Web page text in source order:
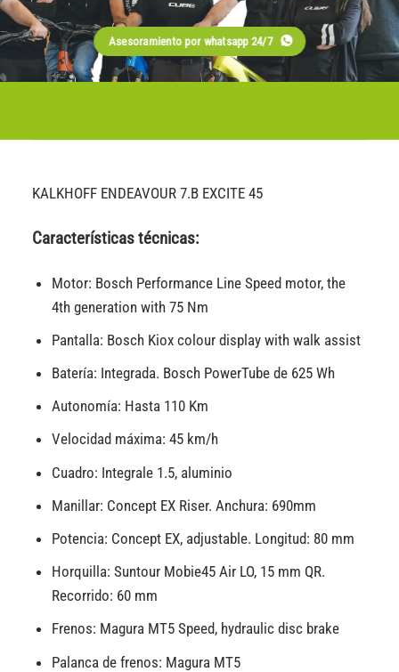
Asesoramiento por whatsapp 24/7
KALKHOFF ENDEAVOUR 7.B EXCITE 45
Características técnicas:
Motor: Bosch Performance Line Speed motor, the
4th generation with 75 Nm
Pantalla: Bosch Kiox colour display with walk assist
Batería: Integrada. Bosch PowerTube de 625 Wh
Autonomía: Hasta 110 Km
Velocidad máxima: 45 km/h
Cuadro: Integrale 1.5, aluminio
Manillar: Concept EX Riser. Anchura: 690mm
Potencia: Concept EX, adjustable. Longitud: 80 mm
Horquilla: Suntour Mobie45 Air LO, 15 mm QR.
Recorrido: 60 mm
Frenos: Magura MT5 Speed, hydraulic disc brake
Palanca de frenos: Magura MT5